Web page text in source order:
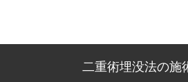
二重術埋没法の施